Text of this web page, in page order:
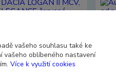
vašeho souhlasu také ke
vašeho oblíbeného nastavení
Více k využití cookies